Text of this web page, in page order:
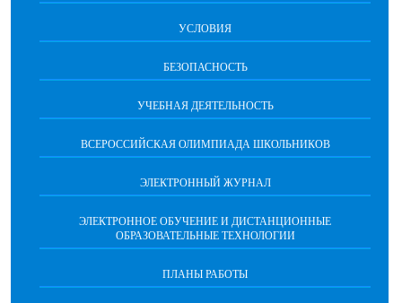
УСЛОВИЯ
БЕЗОПАСНОСТЬ
УЧЕБНАЯ ДЕЯТЕЛЬНОСТЬ
ВСЕРОССИЙСКАЯ ОЛИМПИАДА ШКОЛЬНИКОВ
ЭЛЕКТРОННЫЙ ЖУРНАЛ
ЭЛЕКТРОННОЕ ОБУЧЕНИЕ И ДИСТАНЦИОННЫЕ
ОБРАЗОВАТЕЛЬНЫЕ ТЕХНОЛОГИИ
ПЛАНЫ РАБОТЫ